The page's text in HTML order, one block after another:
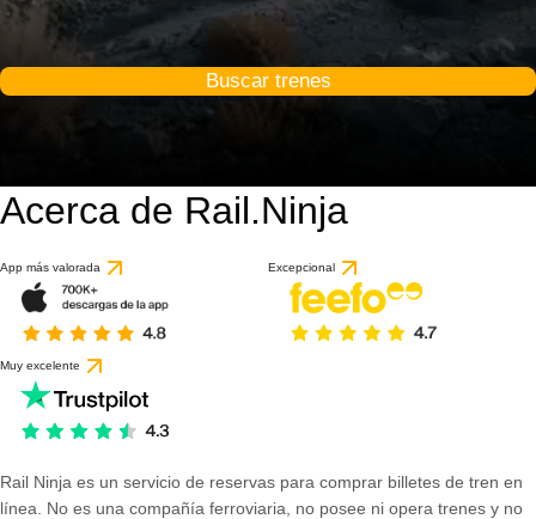
Buscar trenes
Acerca de Rail.Ninja
App más valorada Excepcional
Muy excelente
Rail Ninja es un servicio de reservas para comprar billetes de tren en
línea. No es una compañía ferroviaria, no posee ni opera trenes y no